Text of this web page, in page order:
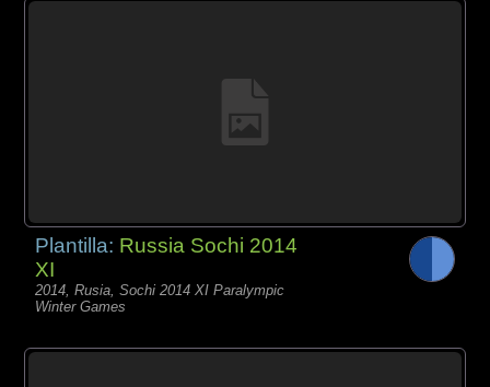
Plantilla: Russia Sochi 2014
XI
2014, Rusia, Sochi 2014 XI Paralympic
Winter Games